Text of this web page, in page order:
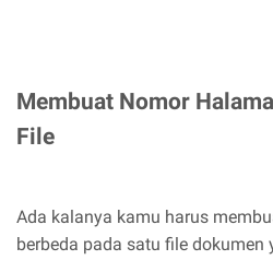
Membuat Nomor
File
Ada kalanya kamu harus
berbeda pada satu file dokumen